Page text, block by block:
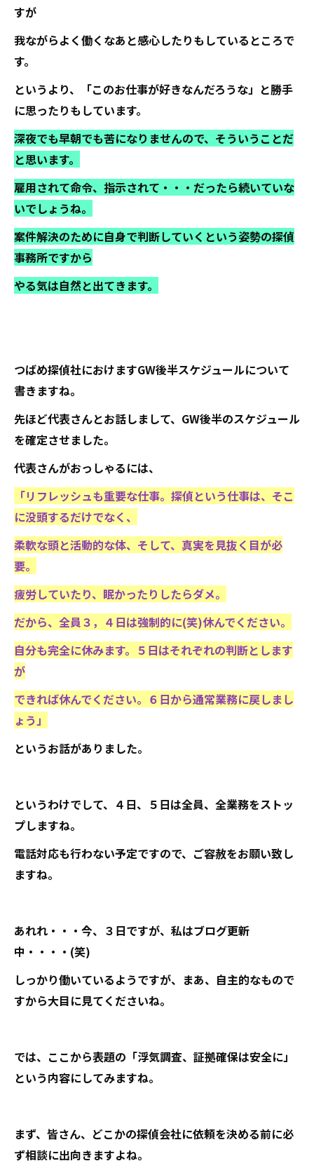
すが
我ながらよく働くなあと感心したりもしているところで
す。
というより、「このお仕事が好きなんだろうな」と勝手
に思ったりもしています。
深夜でも早朝でも苦になりませんので、そういうことだ
と思います。
雇用されて命令、指示されて・・・だったら続いていな
いでしょうね。
案件解決のために自身で判断していくという姿勢の探偵
事務所ですから
やる気は自然と出てきます。
つばめ探偵社におけますGW後半スケジュールについて
書きますね。
先ほど代表さんとお話しまして、GW後半のスケジュール
を確定させました。
代表さんがおっしゃるには、
「リフレッシュも重要な仕事。探偵という仕事は、そこ
に没頭するだけでなく、
柔軟な頭と活動的な体、そして、真実を見抜く目が必
要。
疲労していたり、眠かったりしたらダメ。
だから、全員３，４日は強制的に(笑)休んでください。
自分も完全に休みます。５日はそれぞれの判断とします
が
できれば休んでください。６日から通常業務に戻しまし
ょう」
というお話がありました。
というわけでして、４日、５日は全員、全業務をストッ
プしますね。
電話対応も行わない予定ですので、ご容赦をお願い致し
ますね。
あれれ・・・今、３日ですが、私はブログ更新
中・・・・(笑)
しっかり働いているようですが、まあ、自主的なもので
すから大目に見てくださいね。
では、ここから表題の「浮気調査、証拠確保は安全に」
という内容にしてみますね。
まず、皆さん、どこかの探偵会社に依頼を決める前に必
ず相談に出向きますよね。